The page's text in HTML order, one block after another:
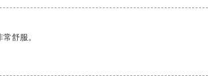
舒服。